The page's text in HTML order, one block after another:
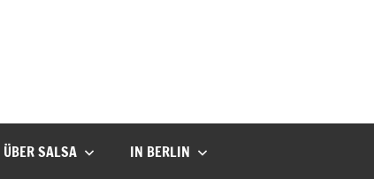
ÜBER SALSA IN BERLIN